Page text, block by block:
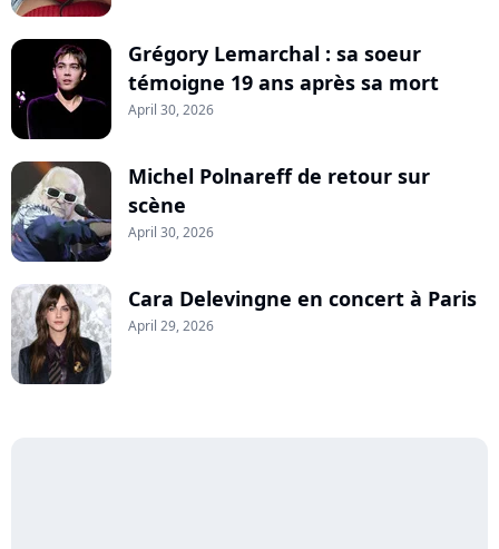
Grégory Lemarchal : sa soeur
témoigne 19 ans après sa mort
April 30, 2026
Michel Polnareff de retour sur
scène
April 30, 2026
Cara Delevingne en concert à Paris
April 29, 2026